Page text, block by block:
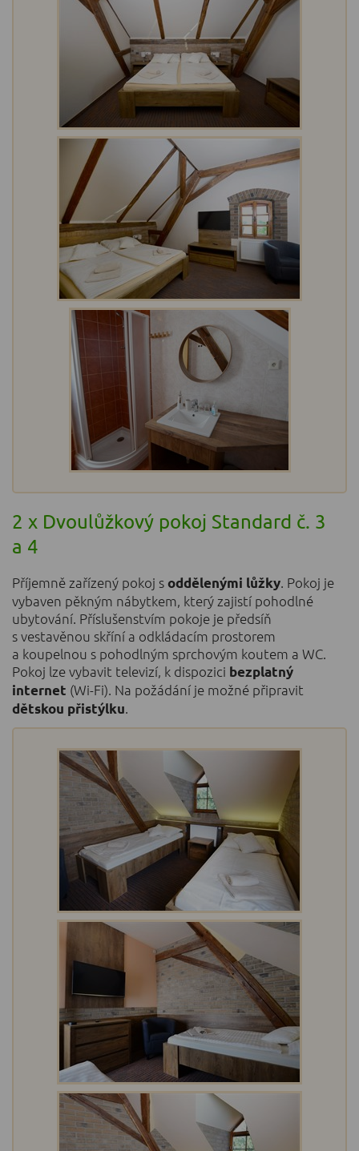
2 x Dvoulůžkový pokoj Standard č. 3
a 4
Příjemně zařízený pokoj soddělenými lůžky. Pokoj je
vybaven pěkným nábytkem, který zajistí pohodlné
ubytování. Příslušenstvím pokoje je předsíň
s vestavěnou skříní a odkládacím prostorem
a koupelnou s pohodlným sprchovým koutem a WC.
Pokoj lze vybavit televizí, k dispozici bezplatný
internet (Wi-Fi). Na požádání je možné připravit
dětskou přistýlku.